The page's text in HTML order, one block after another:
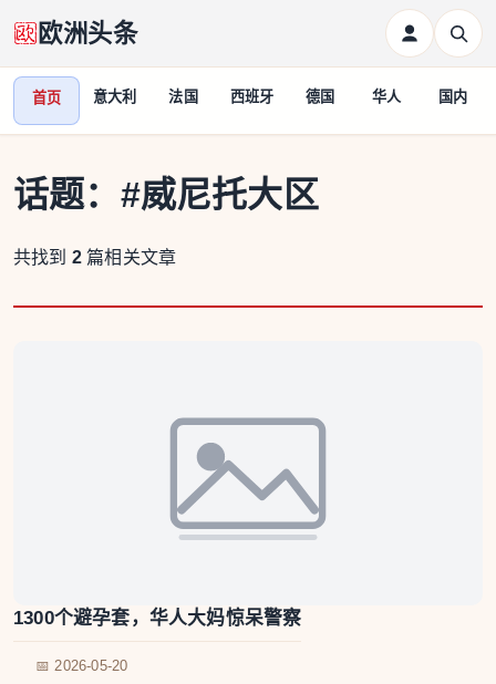
欧洲头条
首页 意大利 法国 西班牙 德国 华人 国内
话题： #威尼托大区
共找到 2 篇相关文章
1300个避孕套，华人大妈惊呆警察
📅 2026-05-20